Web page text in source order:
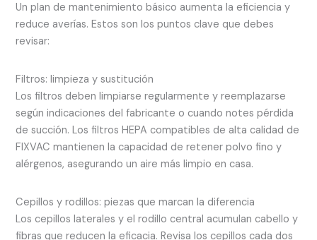
Un plan de mantenimiento básico aumenta la eficiencia y
reduce averías. Estos son los puntos clave que debes
revisar:
Filtros: limpieza y sustitución
Los filtros deben limpiarse regularmente y reemplazarse
según indicaciones del fabricante o cuando notes pérdida
de succión. Los filtros HEPA compatibles de alta calidad de
FIXVAC mantienen la capacidad de retener polvo fino y
alérgenos, asegurando un aire más limpio en casa.
Cepillos y rodillos: piezas que marcan la diferencia
Los cepillos laterales y el rodillo central acumulan cabello y
fibras que reducen la eficacia. Revisa los cepillos cada dos